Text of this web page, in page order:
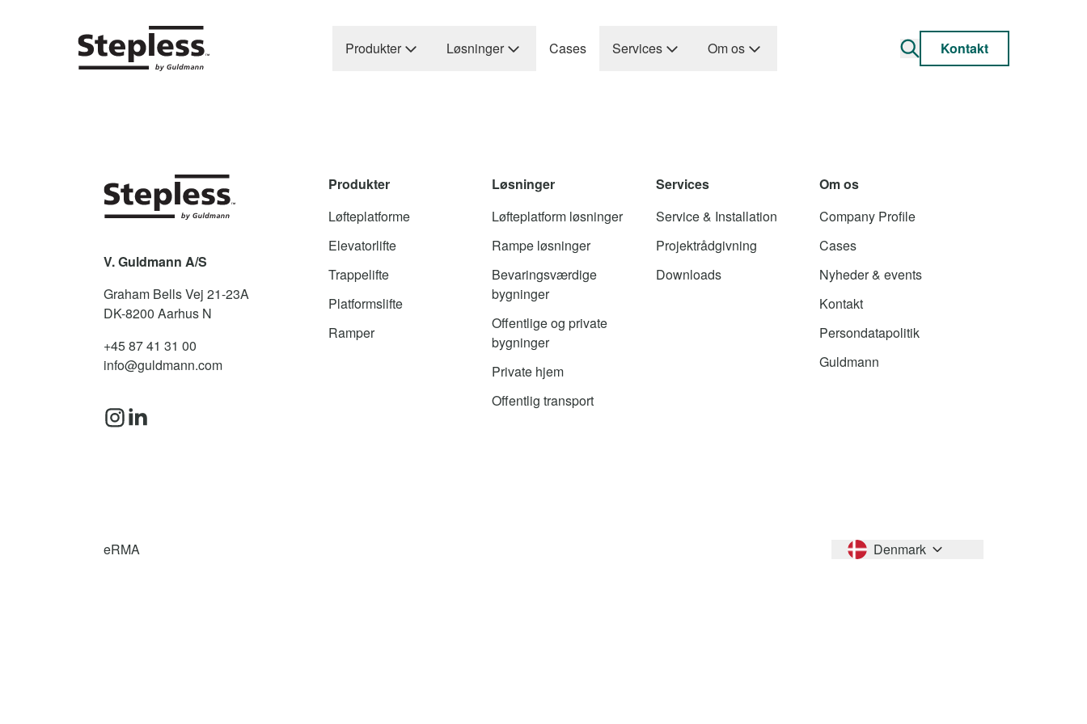
Produkter Løsninger Cases Services Om os Kontakt
V. Guldmann A/S
Graham Bells Vej 21-23A
DK-8200 Aarhus N
+45 87 41 31 00
info@guldmann.com
Produkter
Løfteplatforme
Elevatorlifte
Trappelifte
Platformslifte
Ramper
Løsninger
Løfteplatform løsninger
Rampe løsninger
Bevaringsværdige
bygninger
Offentlige og private
bygninger
Private hjem
Offentlig transport
Services
Service & Installation
Projektrådgivning
Downloads
Om os
Company Profile
Cases
Nyheder & events
Kontakt
Persondatapolitik
Guldmann
eRMA Denmark